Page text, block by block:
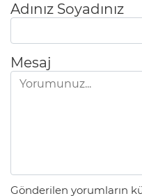
Adınız Soyadınız
Mesaj
Gönderilen yorumların